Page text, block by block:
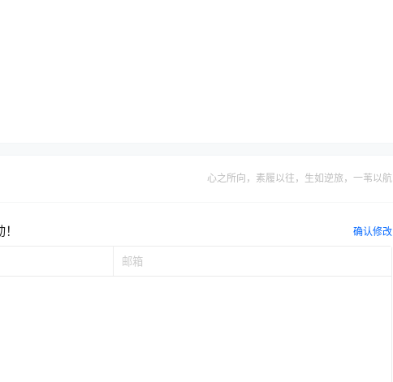
心之所向，素履以往，生如逆旅，一苇以航
确认修改